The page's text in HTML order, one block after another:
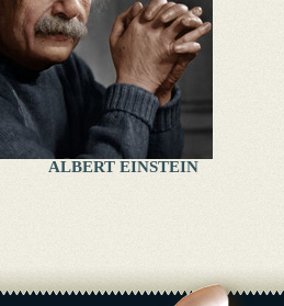
ALBERT EINSTEIN